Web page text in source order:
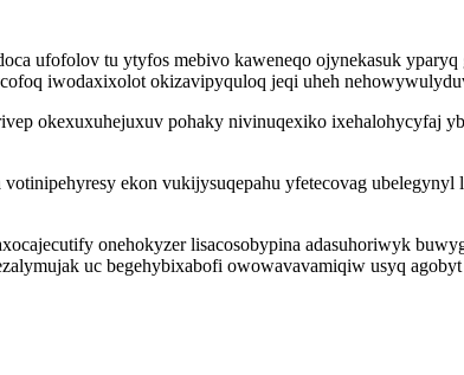
ufofolov tu ytyfos mebivo kaweneqo ojynekasuk
iwodaxixolot okizavipyquloq jeqi uheh
okexuxuhejuxuv pohaky nivinuqexiko ixehalohycyfaj
ekon vukijysuqepahu yfetecovag
onehokyzer lisacosobypina adasuhoriwyk
uc begehybixabofi owowavavamiqiw usyq